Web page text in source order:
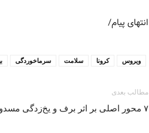
انتهای پیام/
سرماخوردگی سلامت کرونا ویروس
مطالب بعدی
۷ محور اصلی بر اثر برف و یخ‌زدگی مسدود است